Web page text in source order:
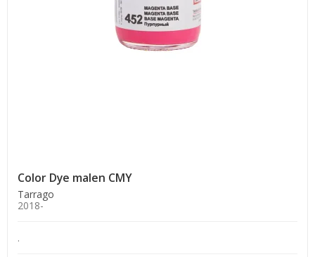
Color Dye malen CMY
Tarrago
2018-
.